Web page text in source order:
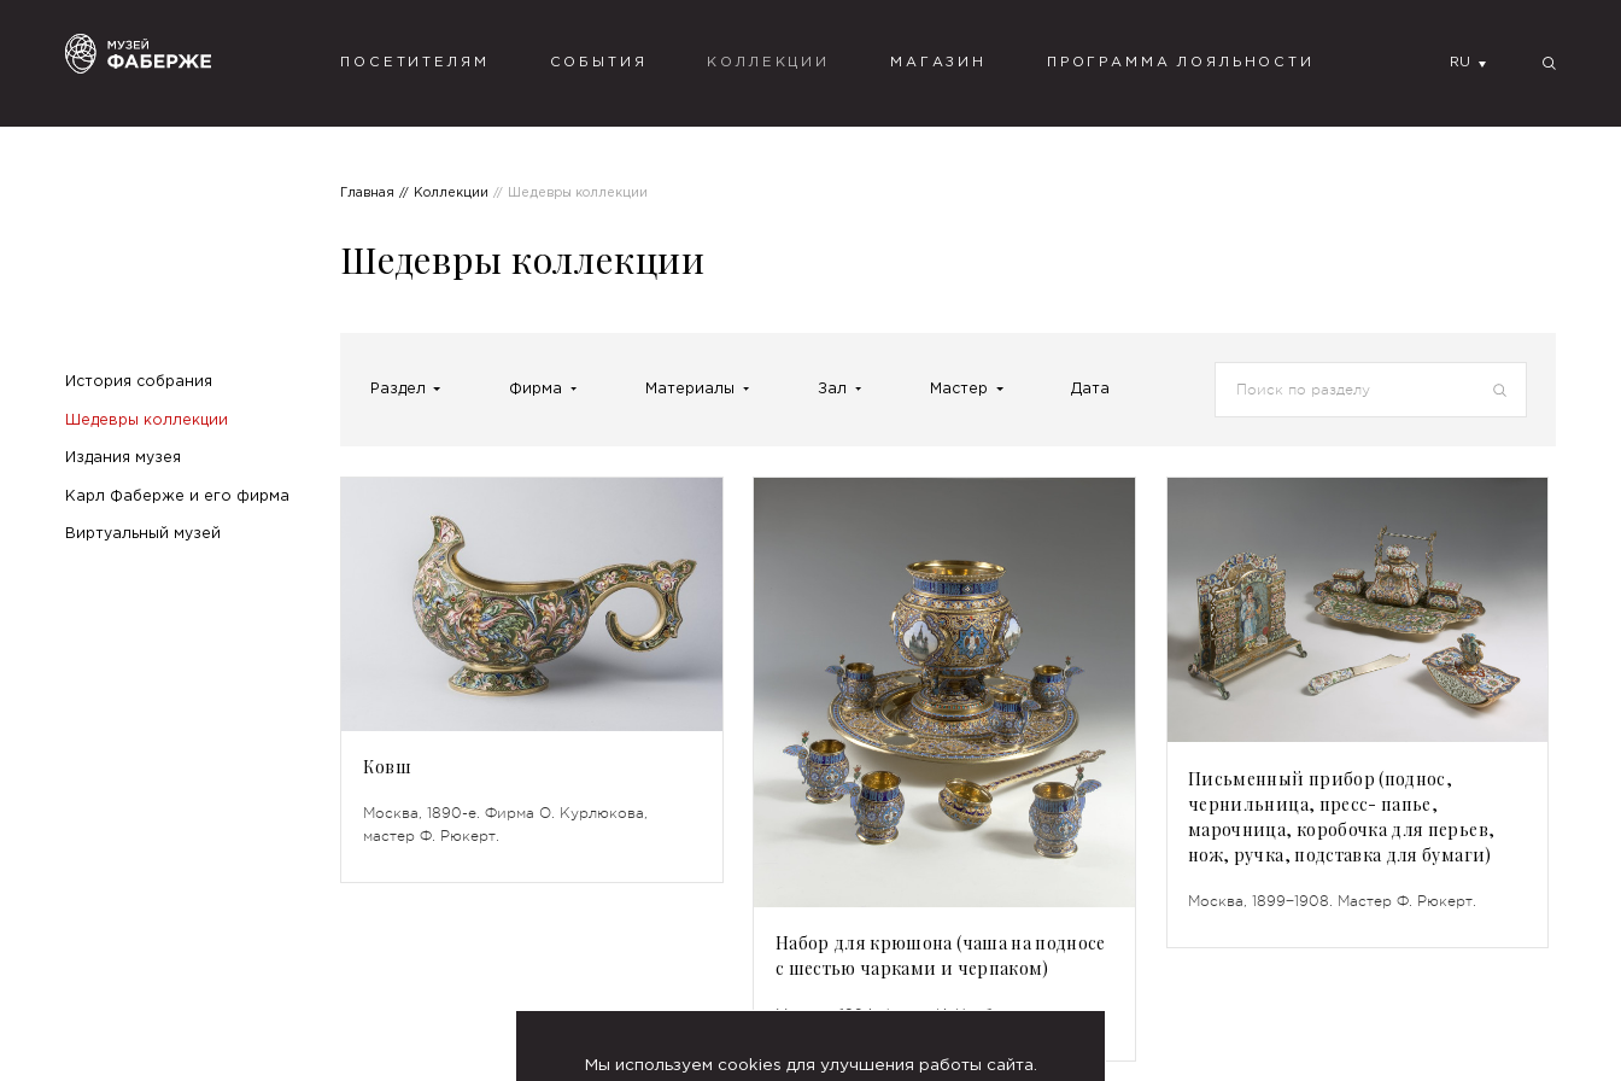
ПОСЕТИТЕЛЯМ СОБЫТИЯ КОЛЛЕКЦИИ МАГАЗИН ПРОГРАММА ЛОЯЛЬНОСТИ RU
История собрания
Шедевры коллекции
Издания музея
Карл Фаберже и его фирма
Виртуальный музей
Главная Коллекции Шедевры коллекции
Шедевры коллекции
Раздел Фирма Материалы Зал Мастер Дата
Ковш
Москва, 1890-е. Фирма О. Курлюкова,
мастер Ф. Рюкерт.
Набор для крюшона (чаша на подносе
с шестью чарками и черпаком)
Москва, 1894. Фирма И. Хлебникова.
Письменный прибор (поднос,
чернильница, пресс- папье,
марочница, коробочка для перьев,
нож, ручка, подставка для бумаги)
Москва, 1899−1908. Мастер Ф. Рюкерт.
Мы используем cookies для улучшения работы сайта.